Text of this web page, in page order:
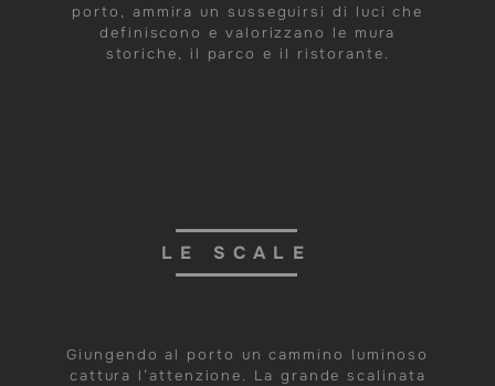
porto, ammira un susseguirsi di luci che
definiscono e valorizzano le mura
storiche, il parco e il ristorante.
LE SCALE
Giungendo al porto un cammino luminoso
cattura l’attenzione. La grande scalinata